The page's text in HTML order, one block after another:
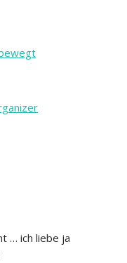
… ich liebe ja